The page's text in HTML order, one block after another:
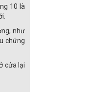
10 là
như
chứng
cửa lại